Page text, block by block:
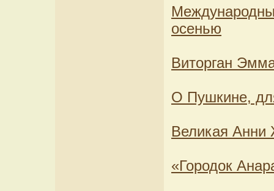
осенью
Виторган
О Пушкине,
Великая Анни
«Городок